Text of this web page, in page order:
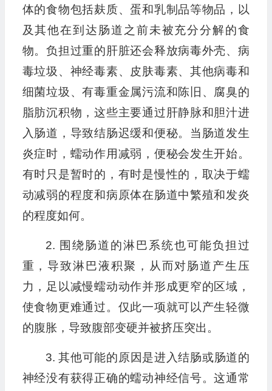
体的食物包括麸质、蛋和乳制品等物品，以
及其他在到达肠道之前未被充分分解的食
物。负担过重的肝脏还会释放病毒外壳、病
毒垃圾、神经毒素、皮肤毒素、其他病毒和
细菌垃圾、有毒重金属污流和陈旧、腐臭的
脂肪沉积物，这些主要通过肝静脉和胆汁进
入肠道，导致结肠迟缓和便秘。当肠道发生
炎症时，蠕动作用减弱，便秘会发生开始。
有时只是暂时的，有时是慢性的，取决于蠕
动减弱的程度和病原体在肠道中繁殖和发炎
的程度如何。
2. 围绕肠道的淋巴系统也可能负担过
重，导致淋巴液积聚，从而对肠道产生压
力，足以减慢蠕动动作并形成更窄的区域，
使食物更难通过。仅此一项就可以产生轻微
的腹胀，导致腹部变硬并被挤压突出。
3. 其他可能的原因是进入结肠或肠道的
神经没有获得正确的蠕动神经信号。这通常